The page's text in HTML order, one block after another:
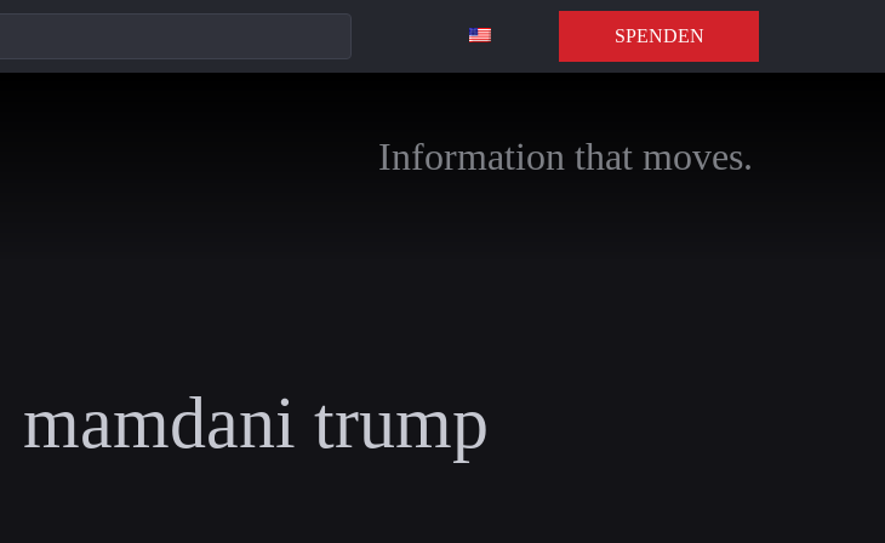
SPENDEN
Information that moves.
mamdani trump